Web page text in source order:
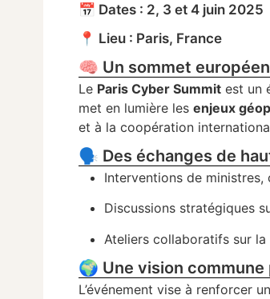
📅 Dates : 2, 3 et 4 juin 2025
📍 Lieu : Paris, France
🧠 Un sommet
Le Paris Cyber Summit est un
met en lumière lesenjeux
et à la coopération
🗣 Des échanges de
Interventions de
Discussions stratégiques
Ateliers collaboratifs sur
🌍 Une vision
L’événement vise à renforcer